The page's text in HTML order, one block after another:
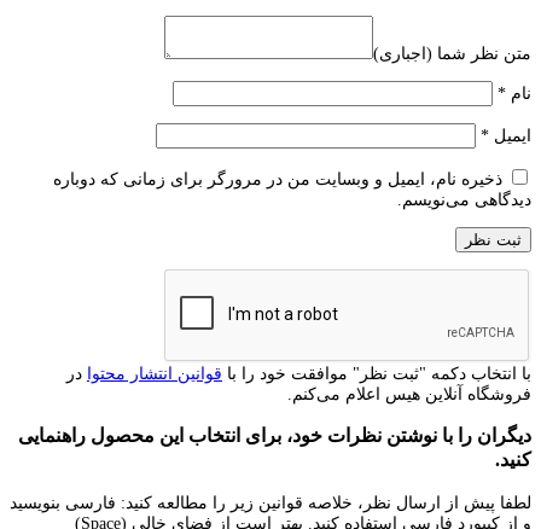
متن نظر شما (اجباری)
نام *
ایمیل *
ذخیره نام، ایمیل و وبسایت من در مرورگر برای زمانی که دوباره
دیدگاهی می‌نویسم.
با انتخاب دکمه "ثبت نظر" موافقت خود را با قوانین انتشار محتوا در
فروشگاه آنلاین هیس اعلام می‌کنم.
دیگران را با نوشتن نظرات خود، برای انتخاب این محصول راهنمایی
کنید.
لطفا پیش از ارسال نظر، خلاصه قوانین زیر را مطالعه کنید: فارسی بنویسید
و از کیبورد فارسی استفاده کنید. بهتر است از فضای خالی (Space)